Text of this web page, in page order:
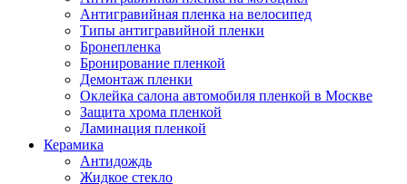
Антигравийная пленка на велосипед
Типы антигравийной пленки
Бронепленка
Бронирование пленкой
Демонтаж пленки
Оклейка салона автомобиля пленкой в Москве
Защита хрома пленкой
Ламинация пленкой
Керамика
Антидождь
Жидкое стекло